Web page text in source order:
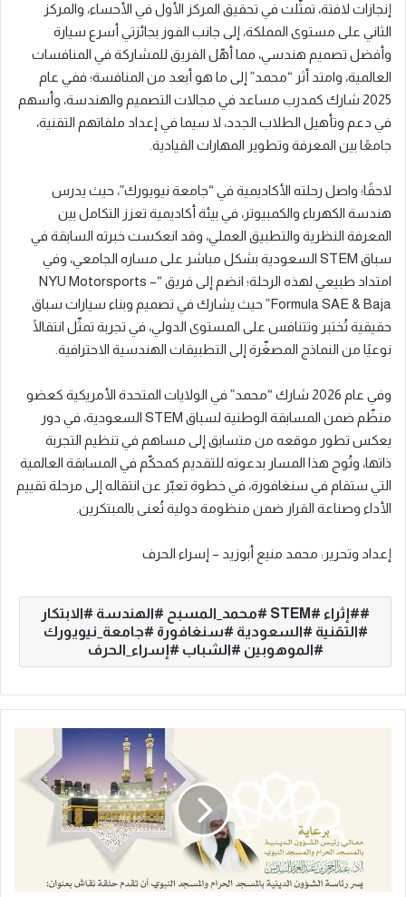
إنجازات لافتة، تمثّلت في تحقيق المركز الأول في الأحساء، والمركز
الثاني على مستوى المملكة، إلى جانب الفوز بجائزتي أسرع سيارة
وأفضل تصميم هندسي، مما أهّل الفريق للمشاركة في المنافسات
العالمية، وامتد أثر “محمد” إلى ما هو أبعد من المنافسة؛ ففي عام
2025 شارك كمدرب مساعد في مجالات التصميم والهندسة، وأسهم
في دعم وتأهيل الطلاب الجدد، لا سيما في إعداد ملفاتهم التقنية،
جامعًا بين المعرفة وتطوير المهارات القيادية.
لاحقًا؛ واصل رحلته الأكاديمية في “جامعة نيويورك”، حيث يدرس
هندسة الكهرباء والكمبيوتر، في بيئة أكاديمية تعزز التكامل بين
المعرفة النظرية والتطبيق العملي، وقد انعكست خبرته السابقة في
سباق STEM السعودية بشكل مباشر على مساره الجامعي، وفي
امتداد طبيعي لهذه الرحلة؛ انضم إلى فريق “NYU Motorsports –
Formula SAE & Baja” حيث يشارك في تصميم وبناء سيارات سباق
حقيقية تُختبر وتتنافس على المستوى الدولي، في تجربة تمثّل انتقالًا
نوعيًا من النماذج المصغّرة إلى التطبيقات الهندسية الاحترافية.
وفي عام 2026 شارك “محمد” في الولايات المتحدة الأمريكية كعضو
منظّم ضمن المسابقة الوطنية لسباق STEM السعودية، في دور
يعكس تطور موقعه من متسابق إلى مساهم في تنظيم التجربة
ذاتها، وتُوج هذا المسار بدعوته للتقديم كمحكّم في المسابقة العالمية
التي ستقام في سنغافورة، في خطوة تعبّر عن انتقاله إلى مرحلة تقييم
الأداء وصناعة القرار ضمن منظومة دولية تُعنى بالمبتكرين.
إعداد وتحرير: محمد منيع أبوزيد – إسراء الحرف
#إثراء #STEM #محمد_المسبح #الهندسة #الابتكار
#التقنية #السعودية #سنغافورة #جامعة_نيويورك
#الموهوبين #الشباب #إسراء_الحرف